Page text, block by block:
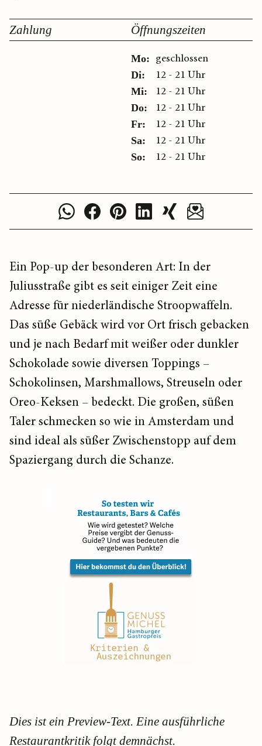
Zahlung Öffnungszeiten
Mo: geschlossen
Di: 12 - 21 Uhr
Mi: 12 - 21 Uhr
Do: 12 - 21 Uhr
Fr: 12 - 21 Uhr
Sa: 12 - 21 Uhr
So: 12 - 21 Uhr
Ein Pop-up der besonderen Art: In der
Juliusstraße gibt es seit einiger Zeit eine
Adresse für niederländische Stroopwaffeln.
Das süße Gebäck wird vor Ort frisch gebacken
und je nach Bedarf mit weißer oder dunkler
Schokolade sowie diversen Toppings –
Schokolinsen, Marshmallows, Streuseln oder
Oreo-Keksen – bedeckt. Die großen, süßen
Taler schmecken so wie in Amsterdam und
sind ideal als süßer Zwischenstopp auf dem
Spaziergang durch die Schanze.
Dies ist ein Preview-Text. Eine ausführliche
Restaurantkritik folgt demnächst.